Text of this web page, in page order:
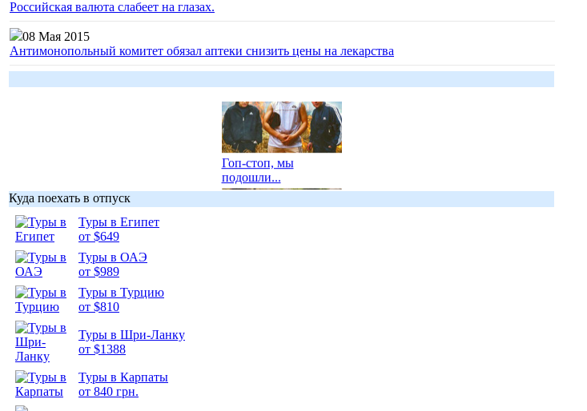
Российская валюта слабеет на глазах.
08 Мая 2015
Антимонопольный комитет обязал аптеки снизить цены на лекарства
Гоп-стоп, мы
подошли...
Куда поехать в отпуск
Туры в Египет
от $649
Туры в ОАЭ
от $989
Туры в Турцию
от $810
Туры в Шри-Ланку
от $1388
Туры в Карпаты
от 840 грн.